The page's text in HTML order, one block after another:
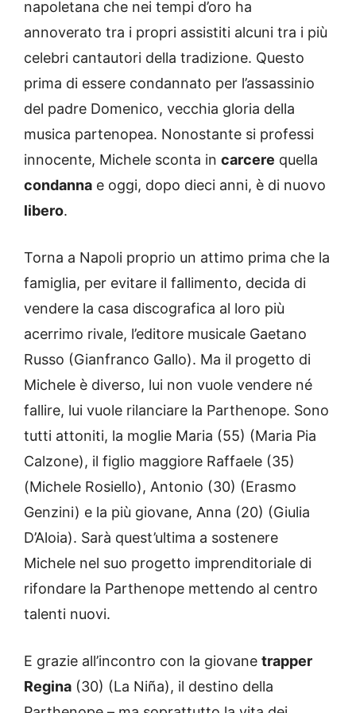
napoletana che nei tempi d’oro ha
annoverato tra i propri assistiti alcuni tra i più
celebri cantautori della tradizione. Questo
prima di essere condannato per l’assassinio
del padre Domenico, vecchia gloria della
musica partenopea. Nonostante si professi
innocente, Michele sconta in carcere quella
condanna e oggi, dopo dieci anni, è di nuovo
libero.
Torna a Napoli proprio un attimo prima che la
famiglia, per evitare il fallimento, decida di
vendere la casa discografica al loro più
acerrimo rivale, l’editore musicale Gaetano
Russo (Gianfranco Gallo). Ma il progetto di
Michele è diverso, lui non vuole vendere né
fallire, lui vuole rilanciare la Parthenope. Sono
tutti attoniti, la moglie Maria (55) (Maria Pia
Calzone), il figlio maggiore Raffaele (35)
(Michele Rosiello), Antonio (30) (Erasmo
Genzini) e la più giovane, Anna (20) (Giulia
D’Aloia). Sarà quest’ultima a sostenere
Michele nel suo progetto imprenditoriale di
rifondare la Parthenope mettendo al centro
talenti nuovi.
E grazie all’incontro con la giovane trapper
Regina (30) (La Niña), il destino della